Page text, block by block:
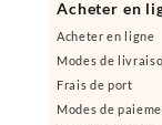
Acheter en
Acheter en ligne
Modes de
Frais de port
Modes de